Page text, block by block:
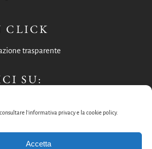
l’informativa privacy e la cookie policy.
Accetta
CLICK
trasparente
SU: